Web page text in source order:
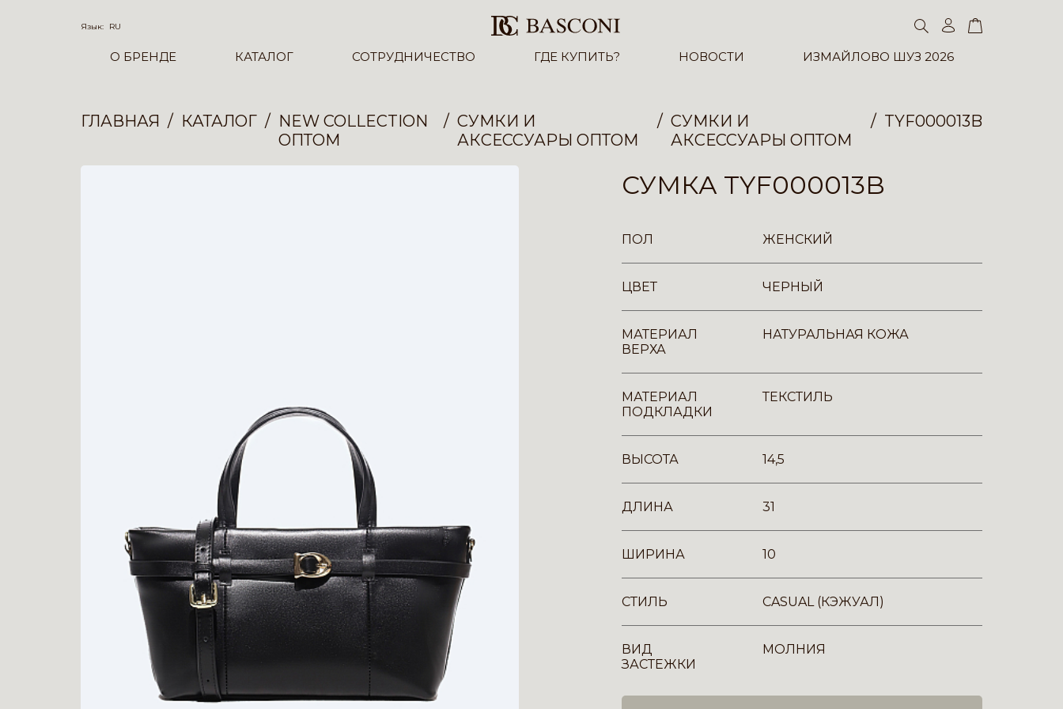
Язык: RU
О БРЕНДЕ КАТАЛОГ СОТРУДНИЧЕСТВО ГДЕ КУПИТЬ? НОВОСТИ ИЗМАЙЛОВО ШУЗ 2026
ГЛАВНАЯ КАТАЛОГ
NEW COLLECTION
ОПТОМ
СУМКИ И
АКСЕССУАРЫ ОПТОМ
СУМКИ И
АКСЕССУАРЫ ОПТОМ
TYF000013B
СУМКА TYF000013B
ПОЛ ЖЕНСКИЙ
ЦВЕТ ЧЕРНЫЙ
МАТЕРИАЛ
ВЕРХА
НАТУРАЛЬНАЯ КОЖА
МАТЕРИАЛ
ПОДКЛАДКИ
ТЕКСТИЛЬ
ВЫСОТА 14,5
ДЛИНА 31
ШИРИНА 10
СТИЛЬ CASUAL (КЭЖУАЛ)
ВИД
ЗАСТЕЖКИ
МОЛНИЯ